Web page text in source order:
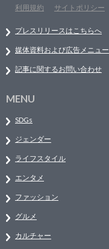
利用規約
サイトポリシー
プレスリリースはこちらへ
媒体資料および広告メニュー
記事に関するお問い合わせ
MENU
SDGs
ジェンダー
ライフスタイル
エンタメ
ファッション
グルメ
カルチャー